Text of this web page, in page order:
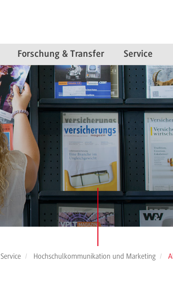
Forschung & Transfer Service
Service Hochschulkommunikation und Marketing